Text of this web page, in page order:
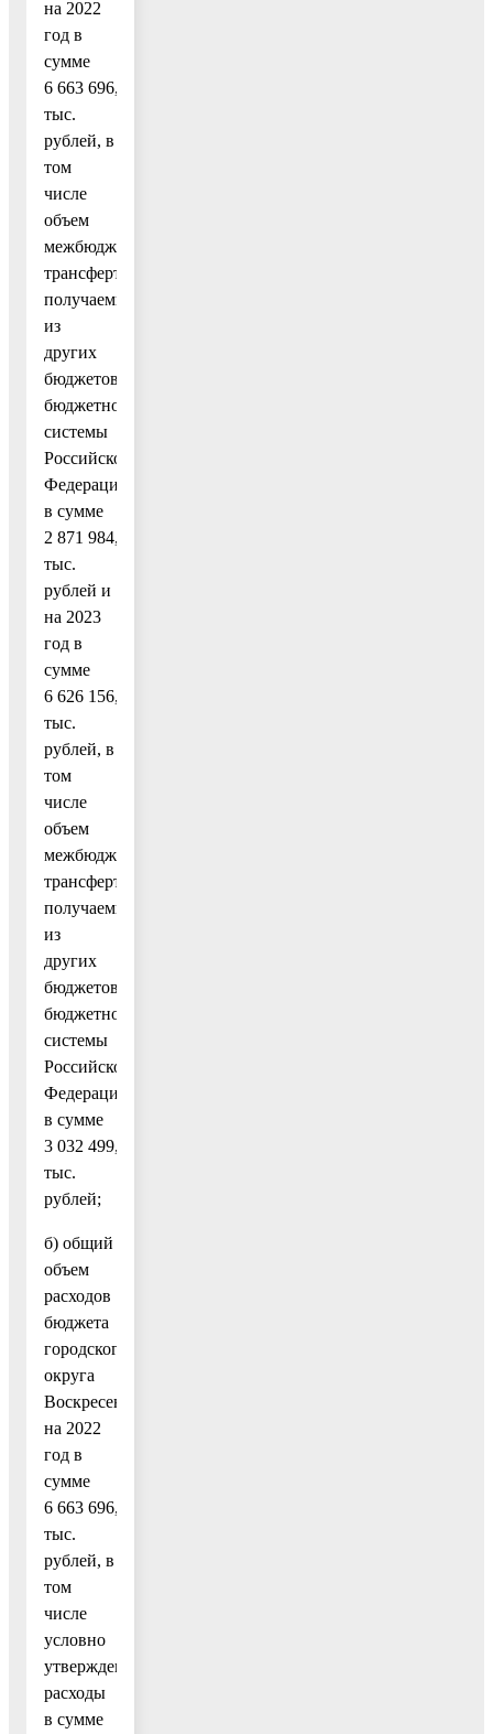
на 2022
год в
сумме
6 663 696,0
тыс.
рублей, в
том
числе
объем
межбюджетных
трансфертов,
получаемых
из
других
бюджетов
бюджетной
системы
Российской
Федерации,
в сумме
2 871 984,2
тыс.
рублей и
на 2023
год в
сумме
6 626 156,0
тыс.
рублей, в
том
числе
объем
межбюджетных
трансфертов,
получаемых
из
других
бюджетов
бюджетной
системы
Российской
Федерации,
в сумме
3 032 499,2
тыс.
рублей;
б) общий
объем
расходов
бюджета
городского
округа
Воскресенск
на 2022
год в
сумме
6 663 696,0
тыс.
рублей, в
том
числе
условно
утвержденные
расходы
в сумме